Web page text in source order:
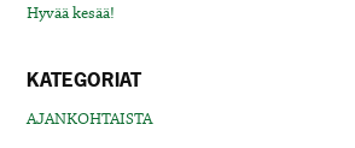
Hyvää kesää!
KATEGORIAT
AJANKOHTAISTA